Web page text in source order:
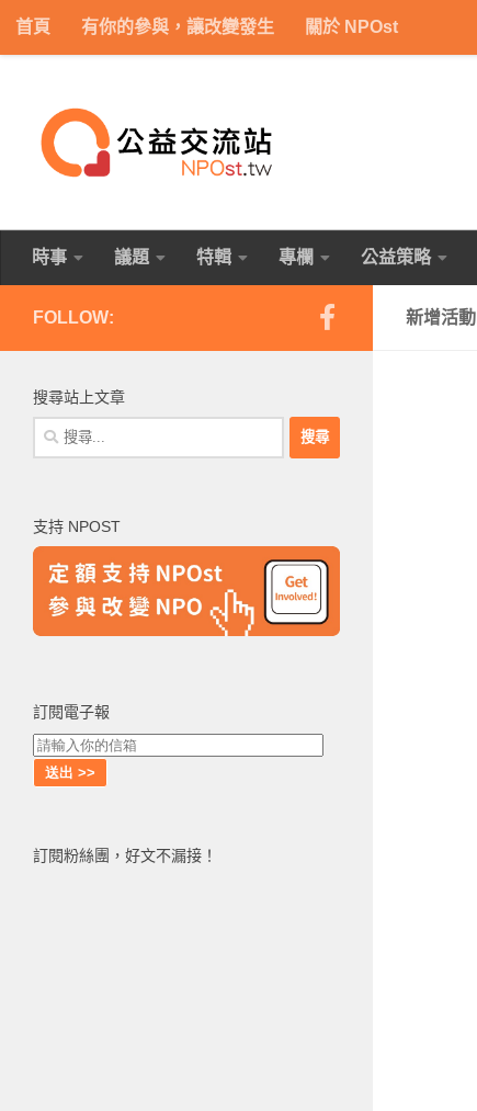
Skip to content
首頁 有你的參與，讓改變發生 關於 NPOst
時事 議題 特輯 專欄 公益策略
新增活動
FOLLOW:
搜尋站上文章
搜
尋
字:
支持 NPOST
訂閱電子報
訂閱粉絲團，好文不漏接！